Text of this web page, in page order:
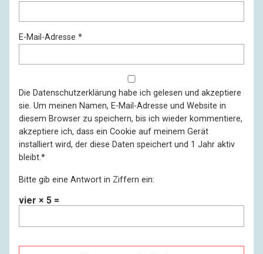
E-Mail-Adresse *
Die Datenschutzerklärung habe ich gelesen und akzeptiere
sie. Um meinen Namen, E-Mail-Adresse und Website in
diesem Browser zu speichern, bis ich wieder kommentiere,
akzeptiere ich, dass ein Cookie auf meinem Gerät
installiert wird, der diese Daten speichert und 1 Jahr aktiv
bleibt.*
Bitte gib eine Antwort in Ziffern ein:
vier × 5 =